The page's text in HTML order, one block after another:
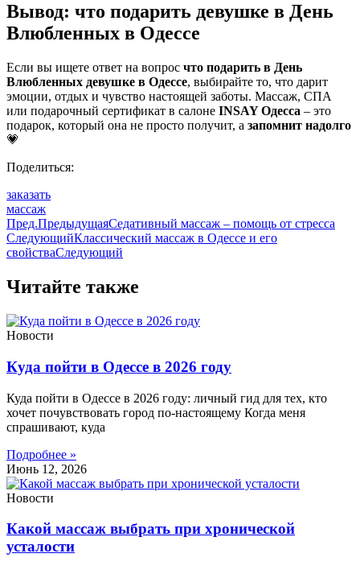
Вывод: что подарить девушке в День
Влюбленных в Одессе
Если вы ищете ответ на вопрос что подарить в День
Влюбленных девушке в Одессе, выбирайте то, что дарит
эмоции, отдых и чувство настоящей заботы. Массаж, СПА
или подарочный сертификат в салоне INSAY Одесса – это
подарок, который она не просто получит, а запомнит надолго
💗
Поделиться:
заказать
массаж
Пред.ПредыдущаяСедативный массаж – помощь от стресса
СледующийКлассический массаж в Одессе и его
свойстваСледующий
Читайте также
Новости
Куда пойти в Одессе в 2026 году
Куда пойти в Одессе в 2026 году: личный гид для тех, кто
хочет почувствовать город по-настоящему Когда меня
спрашивают, куда
Подробнее »
Июнь 12, 2026
Новости
Какой массаж выбрать при хронической
усталости